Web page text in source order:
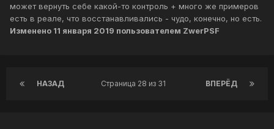
может вернуть себе какой-то контроль + много же примеров
есть в реале, что восстанавливались - чудо, конечно, но есть.
Изменено 11 января 2019 пользователем ZwerPSF
НАЗАД ВПЕРЁД
Страница 28 из 31